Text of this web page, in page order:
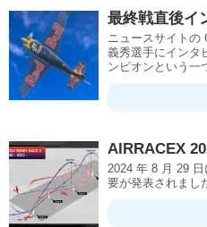
最終戦直後イ
ニュースサイトの
義秀選手にインタ
ンピオンという一
AIRRACEX
2024 年 8 月 29
要が発表されまし